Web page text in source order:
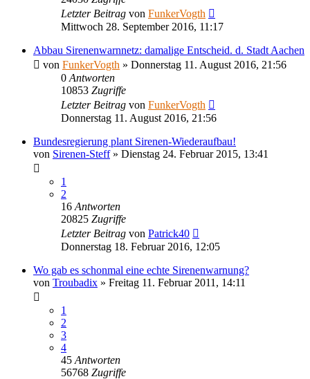
Letzter Beitrag von FunkerVogth
Mittwoch 28. September 2016, 11:17
Abbau Sirenenwarnnetz: damalige Entscheid. d. Stadt Aachen
von FunkerVogth » Donnerstag 11. August 2016, 21:56
0 Antworten
10853 Zugriffe
Letzter Beitrag von FunkerVogth
Donnerstag 11. August 2016, 21:56
Bundesregierung plant Sirenen-Wiederaufbau!
von Sirenen-Steff» Dienstag 24. Februar 2015, 13:41
1
2
16 Antworten
20825 Zugriffe
Letzter Beitrag von Patrick40
Donnerstag 18. Februar 2016, 12:05
Wo gab es schonmal eine echte Sirenenwarnung?
von Troubadix » Freitag 11. Februar 2011, 14:11
1
2
3
4
45 Antworten
56768 Zugriffe